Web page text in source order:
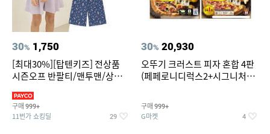
30% 1,750
[최대30%][탑텐키즈] 전상품
시즌오프 반팔티/맨투맨/상하
구매 999+
11번가 쇼킹딜 29
30% 20,930
오뚜기 크러스트 피자 혼합 4판
(페페로니디럭스2+시그니처익
구매 999+
G마켓 4